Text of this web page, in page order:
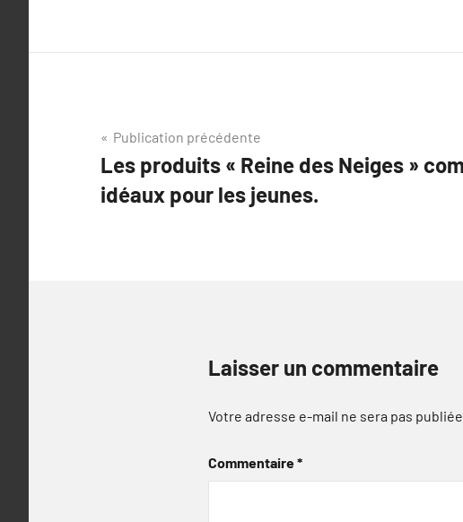
Navigation
de
l’article
Publication précédente
Les produits « Reine des Neiges »
idéaux pour les jeunes.
Laisser un commentaire
Votre adresse e-mail ne sera pas publiée.
Commentaire*